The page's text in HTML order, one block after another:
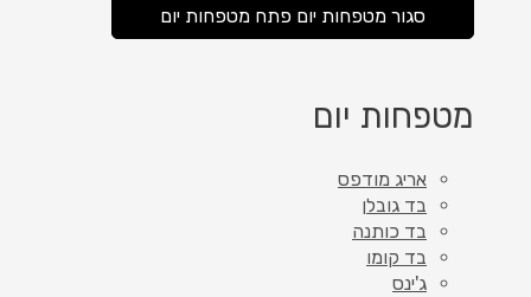
סגור מטפחות יום פתח מטפחות יום
מטפחות יום
אריג מודפס
בד גובלן
בד כותנה
בד קומו
ג'ינס